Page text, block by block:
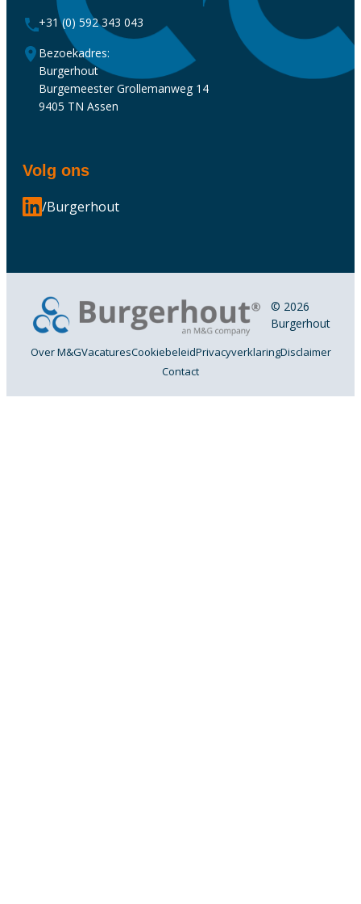
+31 (0) 592 343 043
Bezoekadres:
Burgerhout
Burgemeester Grollemanweg 14
9405 TN Assen
Volg ons
/Burgerhout
© 2026
Burgerhout
Over M&GVacaturesCookiebeleidPrivacyverklaringDisclaimer
Contact